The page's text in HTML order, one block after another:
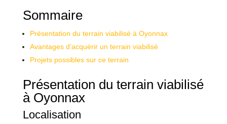
Sommaire
Présentation du terrain viabilisé à Oyonnax
Avantages d’acquérir un terrain viabilisé
Projets possibles sur ce terrain
Présentation du terrain viabilisé
à Oyonnax
Localisation